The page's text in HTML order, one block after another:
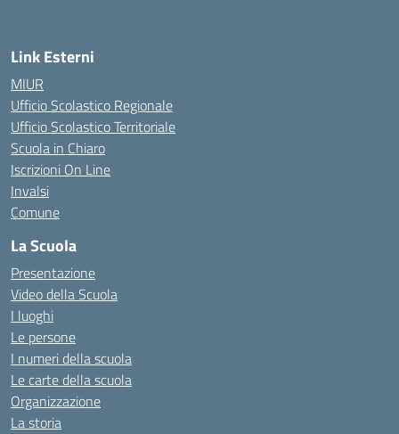
Link Esterni
MIUR
Ufficio Scolastico Regionale
Ufficio Scolastico Territoriale
Scuola in Chiaro
Iscrizioni On Line
Invalsi
Comune
La Scuola
Presentazione
Video della Scuola
I luoghi
Le persone
I numeri della scuola
Le carte della scuola
Organizzazione
La storia